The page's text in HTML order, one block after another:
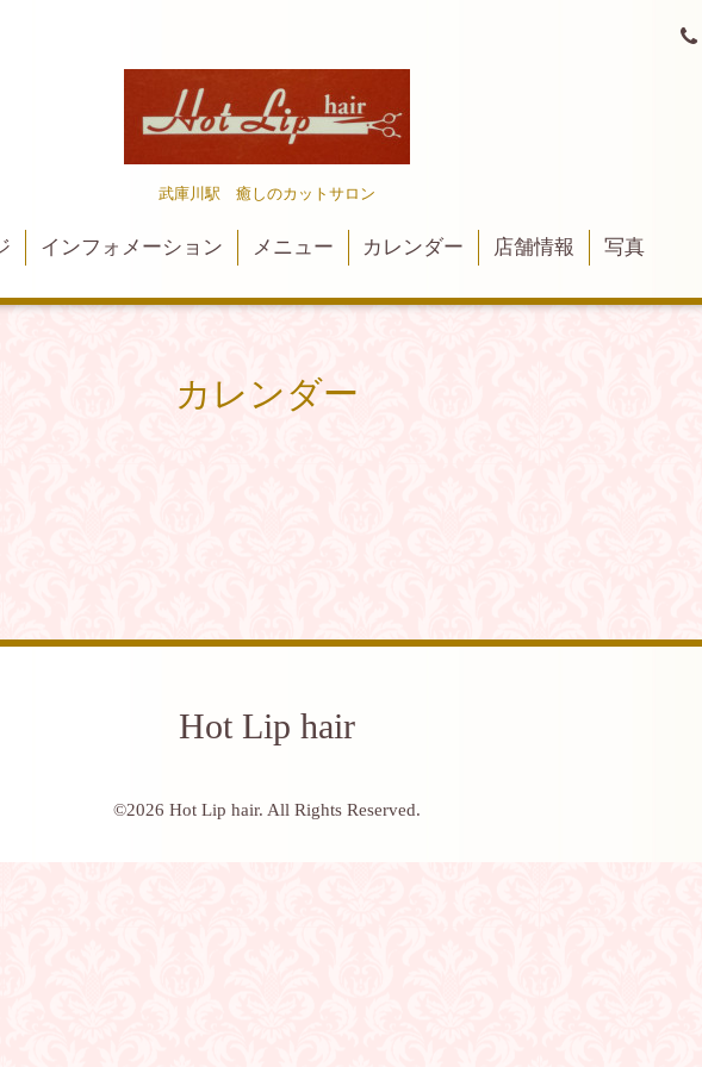
武庫川駅 癒しのカットサロン
インフォメーション メニュー カレンダー 店舗情報 写真
カレンダー
Hot Lip hair
©2026 Hot Lip hair. All Rights Reserved.